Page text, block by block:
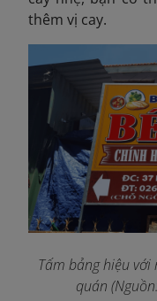
thêm vị cay.
Tấm bảng hiệu
quán